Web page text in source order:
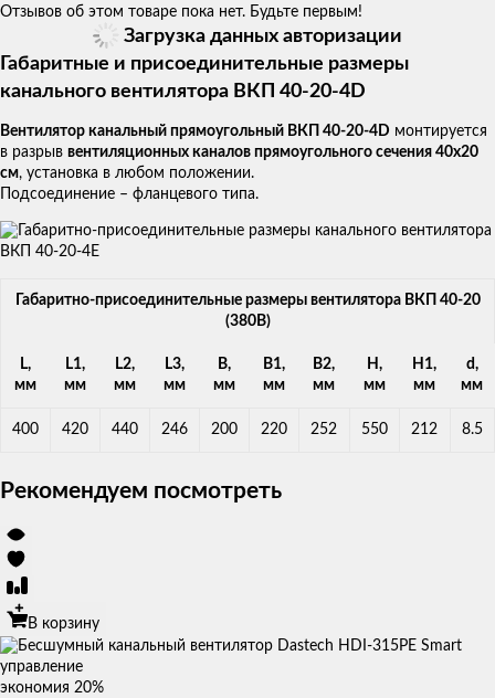
Отзывов об этом товаре пока нет. Будьте первым!
Загрузка данных авторизации
Габаритные и присоединительные размеры
канального вентилятора ВКП 40-20-4D
Вентилятор канальный прямоугольный ВКП 40-20-4D монтируется
в разрыв вентиляционных каналов прямоугольного сечения 40х20
см, установка в любом положении.
Подсоединение – фланцевого типа.
Габаритно-присоединительные размеры вентилятора ВКП 40-20
(380В)
L,
мм
L1,
мм
L2,
мм
L3,
мм
B,
мм
B1,
мм
B2,
мм
H,
мм
H1,
мм
d,
мм
400 420 440 246 200 220 252 550 212 8.5
Рекомендуем посмотреть
В корзину
экономия 20%